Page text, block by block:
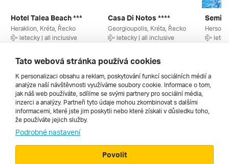
Hotel Talea Beach ***
Heraklion, Kréta, Řecko
letecky | all inclusive
17 990 Kč
Casa Di Notos ****
Georgioupolis, Kréta, Řecko
letecky | all inclusive
19 680 Kč
Všechny
Cestopisy
Tato webová stránka používá cookies
K personalizaci obsahu a reklam, poskytování funkcí sociálních médií a
analýze naší návštěvnosti využíváme soubory cookie. Informace o tom,
jak náš web používáte, sdílíme se svými partnery pro sociální média,
inzerci a analýzy. Partneři tyto údaje mohou zkombinovat s dalšími
informacemi, které jste jim poskytli nebo které získali v důsledku toho,
že používáte jejich služby.
Podrobné nastavení
Povolit